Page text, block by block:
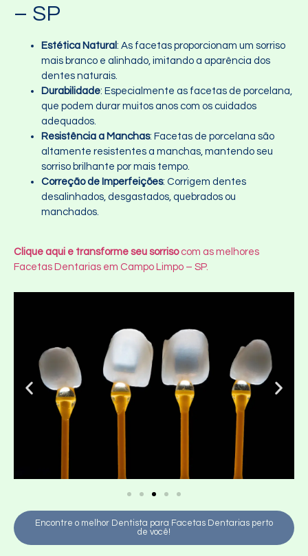
– SP
Estética Natural : As facetas proporcionam um sorriso
mais branco e alinhado, imitando a aparência dos
dentes naturais.
Durabilidade: Especialmente as facetas de porcelana,
que podem durar muitos anos com os cuidados
adequados.
Resistência a Manchas: Facetas de porcelana são
altamente resistentes a manchas, mantendo seu
sorriso brilhante por mais tempo.
Correção de Imperfeições: Corrigem dentes
desalinhados, desgastados, quebrados ou
manchados.
Clique aqui e transforme seu sorrisocom as melhores
Facetas Dentarias em Campo Limpo – SP.
Encontre o melhor Dentista para Facetas Dentarias perto
de você!